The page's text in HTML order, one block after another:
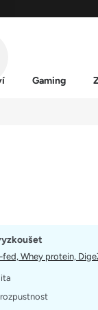
Gaming
fed, Whey protein,